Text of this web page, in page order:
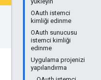
OAuth istemci
kimliği edinme
OAuth sunucusu
istemci kimliği
edinme
Uygulama projenizi
yapılandırma